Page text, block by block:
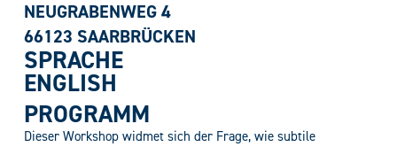
NEUGRABENWEG 4
66123 SAARBRÜCKEN
SPRACHE
ENGLISH
PROGRAMM
Dieser Workshop widmet sich der Frage, wie subtile